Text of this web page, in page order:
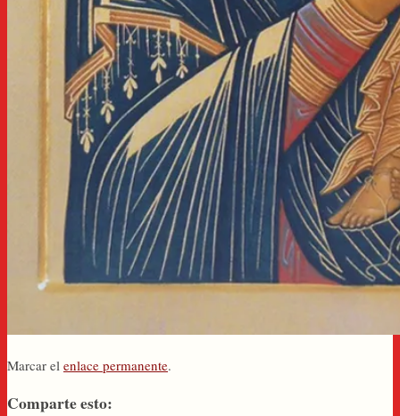
Marcar el enlace permanente.
Comparte esto: